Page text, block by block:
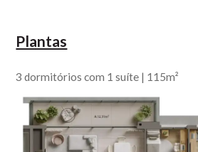
Plantas
3 dormitórios com 1 suíte | 115m²